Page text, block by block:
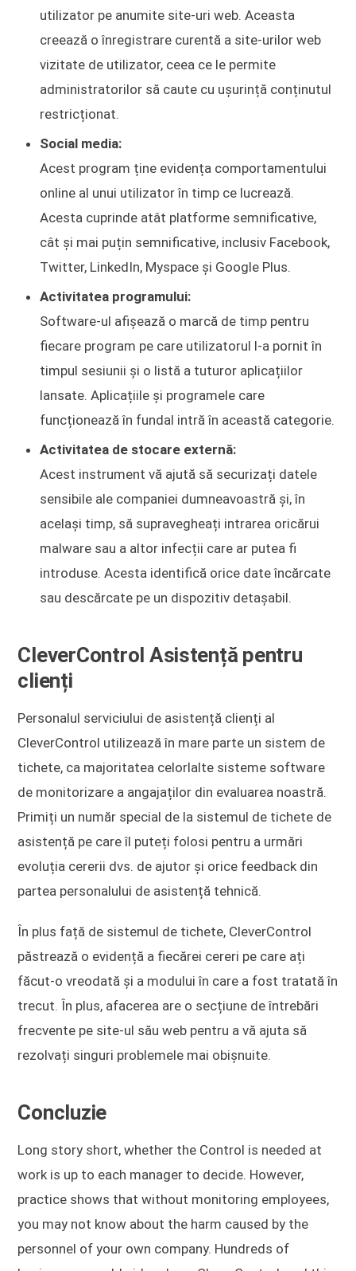
utilizator pe anumite site-uri web. Aceasta
creează o înregistrare curentă a site-urilor web
vizitate de utilizator, ceea ce le permite
administratorilor să caute cu ușurință conținutul
restricționat.
Social media:
Acest program ține evidența comportamentului
online al unui utilizator în timp ce lucrează.
Acesta cuprinde atât platforme semnificative,
cât și mai puțin semnificative, inclusiv Facebook,
Twitter, LinkedIn, Myspace și Google Plus.
Activitatea programului:
Software-ul afișează o marcă de timp pentru
fiecare program pe care utilizatorul l-a pornit în
timpul sesiunii și o listă a tuturor aplicațiilor
lansate. Aplicațiile și programele care
funcționează în fundal intră în această categorie.
Activitatea de stocare externă:
Acest instrument vă ajută să securizați datele
sensibile ale companiei dumneavoastră și, în
același timp, să supravegheați intrarea oricărui
malware sau a altor infecții care ar putea fi
introduse. Acesta identifică orice date încărcate
sau descărcate pe un dispozitiv detașabil.
CleverControl Asistență pentru
clienți
Personalul serviciului de asistență clienți al
CleverControl utilizează în mare parte un sistem de
tichete, ca majoritatea celorlalte sisteme software
de monitorizare a angajaților din evaluarea noastră.
Primiți un număr special de la sistemul de tichete de
asistență pe care îl puteți folosi pentru a urmări
evoluția cererii dvs. de ajutor și orice feedback din
partea personalului de asistență tehnică.
În plus față de sistemul de tichete, CleverControl
păstrează o evidență a fiecărei cereri pe care ați
făcut-o vreodată și a modului în care a fost tratată în
trecut. În plus, afacerea are o secțiune de întrebări
frecvente pe site-ul său web pentru a vă ajuta să
rezolvați singuri problemele mai obișnuite.
Concluzie
Long story short, whether the Control is needed at
work is up to each manager to decide. However,
practice shows that without monitoring employees,
you may not know about the harm caused by the
personnel of your own company. Hundreds of